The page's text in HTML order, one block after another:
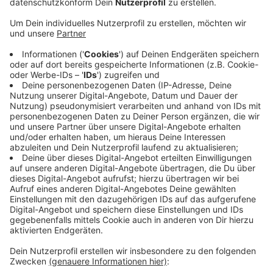
Veröffentlicht:Montag, 25.11.2019 15:11
Zur Vorbereitung werden die aktuellen Container
etwas versetzt - sie können aber die gesamte Bauzeit
genutzt werden. Die Arbeiten sollen zum
Jahreswechsel abgeschlossen sein. In den folgenden
Jahren sollen je zwei Standorte pro Jahre unter die
Erde verlegt werden. Der Vorteil der unterirdischen
Container ist, dass die mehr Platz haben und deshalb
seltener geleert werden müssen. Außerdem rutschen
die Flaschen durch einen Schacht in den Container -
das macht viel weniger Lärm als vorher.CM